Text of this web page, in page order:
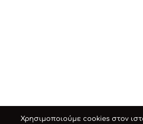
Χρησιμοποιούμε cookies στον